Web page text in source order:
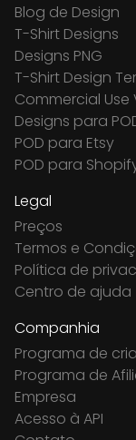
Blog de Design
T-Shirt Designs
Designs PNG
T-Shirt Design
Commercial Use
Designs para
POD para Etsy
POD para
Legal
Preços
Termos e
Política de
Centro de ajuda
Companhia
Programa de
Programa de
Empresa
Acesso à API